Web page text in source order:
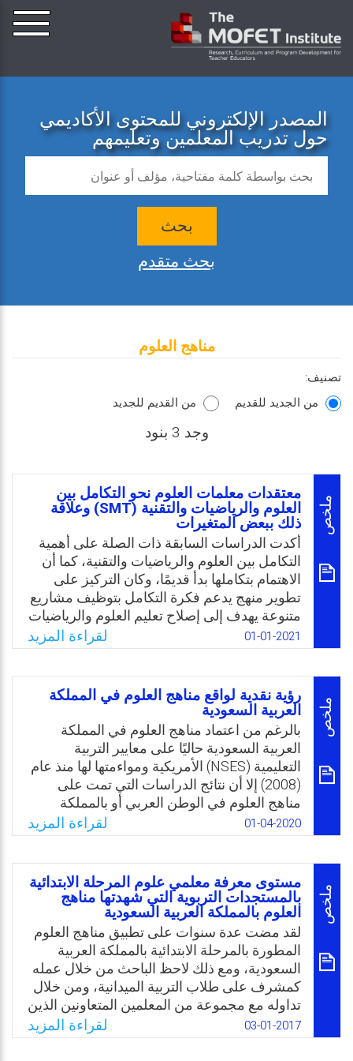
المصدر الإلكتروني للمحتوى الأكاديمي
حول تدريب المعلمين وتعليمهم
بحث
بحث متقدم
مناهج العلوم
تصنيف:
من الجديد للقديم
من القديم للجديد
وجد 3 بنود
ملخص
معتقدات معلمات العلوم نحو التكامل بين
العلوم والرياضيات والتقنية (SMT) وعلاقة
ذلك ببعض المتغيرات
أكدت الدراسات السابقة ذات الصلة على أهمية
التكامل بين العلوم والرياضيات والتقنية، كما أن
الاهتمام بتكاملها بدأ قديمًا، وكان التركيز على
تطوير منهج يدعم فكرة التكامل بتوظيف مشاريع
متنوعة يهدف إلى إصلاح تعليم العلوم والرياضيات
من منطلق النظرة الشمولية في تقديم المعرفة
العلمية، وإزالة الفواصل بين المناهج المتكاملة
عبر تأكيد الوحدة الأساسية للفكرة العلمية، كما
امتد هذا الاهتمام أيضًا إلى الاعتناء ببرامج إعداد
المعلمين، سيما وأن معتقدات المعلمين تتشكل
في مرحلة إعدادهم وعليها تعتمد مهاراتهم، وأن
الكشف المبكر عن هذه المعتقدات يُسهم في
رفع كفاءتهم. وعليه، جاءت الدراسة الحالية
للكشف عن معتقدات معلمات العلوم بمدينة
الرياض في المملكة العربية السعودية نحو
التكامل بين العلوم والرياضيات والتقنية (SMT)
وعلاقة ذلك ببعض المتغيرات.
WhatsApp
Facebook
Twitter
Email
01-01-2021 لقراءة المزيد
ملخص
رؤية نقدية لواقع مناهج العلوم في المملكة
العربية السعودية
بالرغم من اعتماد مناهج العلوم في المملكة
العربية السعودية حاليًا على معايير التربية
التعليمية (NSES) الأمريكية ومواءمتها لها منذ عام
(2008) إلا أن نتائج الدراسات التي تمت على
مناهج العلوم في الوطن العربي أو بالمملكة
العربية السعودية أوضحت مدى القصور الذي
تعاني منه هذه المناهج، وتدني النتائج في
الاختبارات الدولية ومنها اختبار التميز (Timss)
لعام 2015م في مقرر العلوم للصف الرابع
والثامن في المملكة، مما دعا إلى ضرورة إعادة
هيكلة مناهج العلوم الحالية وتطويرها
WhatsApp
Facebook
Twitter
Email
01-04-2020 لقراءة المزيد
ملخص
مستوى معرفة معلمي علوم المرحلة الابتدائية
بالمستجدات التربوية التي شهدتها مناهج
العلوم بالمملكة العربية السعودية
لقد مضت عدة سنوات على تطبيق مناهج العلوم
المطورة بالمرحلة الابتدائية بالمملكة العربية
السعودية، ومع ذلك لاحظ الباحث من خلال عمله
كمشرف على طلاب التربية الميدانية، ومن خلال
تداوله مع مجموعة من المعلمين المتعاونين الذين
يشرفون على الطلبة المعلمين تخصص علوم
أنهم ما زالوا يحملون إتجاهات سلبية نحو تدريس
03-01-2017 لقراءة المزيد